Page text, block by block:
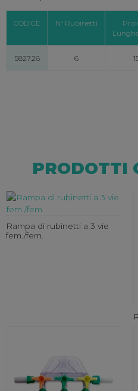
CODICE N° Rubinetti
5827.26 6
PRODOTTI
Rampa di rubinetti a 3 vie
fem./fem.